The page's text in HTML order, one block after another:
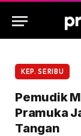
KEP. SERIBU
Pemudik
Pramuka
Tangan